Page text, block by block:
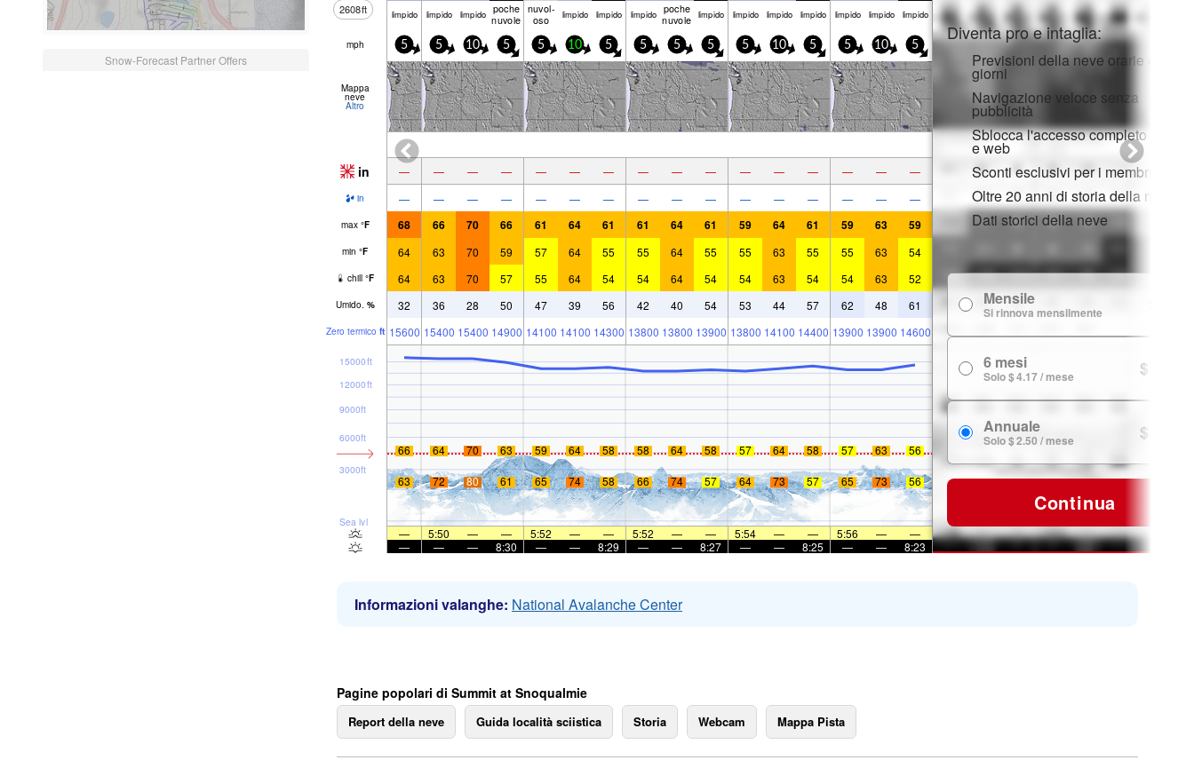
Snow-Forecast Partner Offers
2608ft limp­ido limp­ido limp­ido poche
nuvole
nuvol-
oso limp­ido limp­ido limp­ido poche
nuvole limp­ido limp­ido limp­ido limp­ido limp­ido limp­ido limp­ido
mph 5 5 10 5 5 10 5 5 5 5 5 10 5 5 10 5
Mappa
neve
Altro
in — — — — — — — — — — — — — — — —
in — — — — — — — — — — — — — — — —
max °F 68 66 70 66 61 64 61 61 64 61 59 64 61 59 63 59
min °F 64 63 70 59 57 64 55 55 64 55 55 63 55 55 63 54
chill °F 64 63 70 57 55 64 54 54 64 54 54 63 54 54 63 52
Umido. % 32 36 28 50 47 39 56 42 40 54 53 44 57 62 48 61
Zero termico ft 15600 15400 15400 14900 14100 14100 14300 13800 13800 13900 13800 14100 14400 13900 13900 14600
Sea lvl
3000ft
6000ft
9000ft
12000ft
15000ft
66 64 70 63 59 64 58 58 64 58 57 64 58 57 63 56
63 72 80 61 65 74 58 66 74 57 64 73 57 65 73 56
— 5:50 — — 5:52 — — 5:52 — — 5:54 — — 5:56 —
—
—
— — 8:30 — — 8:29 — — 8:27 — — 8:25 — — 8:23
Diventa pro e intaglia:
Previsioni della neve orarie e a 16
giorni
Navigazione veloce senza
pubblicità
Sblocca l'accesso completo su app
e web
Sconti esclusivi per i membri
Oltre 20 anni di storia della neve
Dati storici della neve
Mensile
Si rinnova mensilmente
6 mesi
Solo $ 4.17 / mese $ 24.99
Annuale
Solo $ 2.50 / mese $ 29.99
Continua
Informazioni valanghe: National Avalanche Center
Pagine popolari di Summit at Snoqualmie
Report della neve Guida località sciistica Storia Webcam Mappa Pista